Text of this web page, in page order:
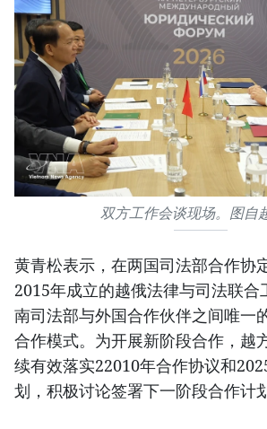
双方工作会谈现场。图自
黄青松表示，在两国司法部合作协
2015年成立的越俄法律与司法联合
南司法部与外国合作伙伴之间唯一
合作模式。为开展新阶段合作，越
续有效落实22010年合作协议和
划，积极讨论签署下一阶段合作计划